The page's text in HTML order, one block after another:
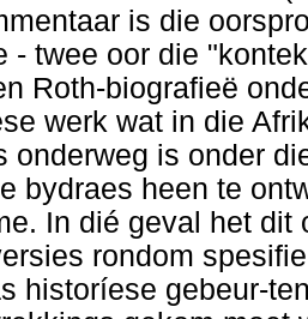
is die
- twee oor die
Roth-biografieë
werk wat in die
onderweg is onder
bydraes heen te
In dié geval het dit
rondom
historíese gebeur-